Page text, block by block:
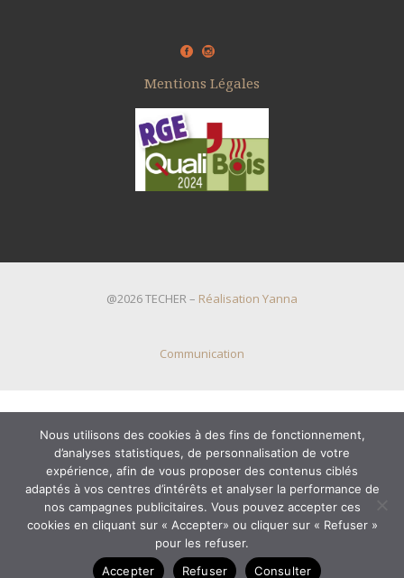
Mentions Légales
@2026 TECHER – Réalisation Yanna
Communication
Nous utilisons des cookies à des fins de fonctionnement,
d’analyses statistiques, de personnalisation de votre
expérience, afin de vous proposer des contenus ciblés
adaptés à vos centres d’intérêts et analyser la performance de
nos campagnes publicitaires. Vous pouvez accepter ces
cookies en cliquant sur « Accepter» ou cliquer sur « Refuser »
pour les refuser.
Accepter
Refuser Consulter